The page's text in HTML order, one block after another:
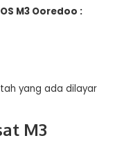
M3 Ooredoo :
yang ada dilayar
M3